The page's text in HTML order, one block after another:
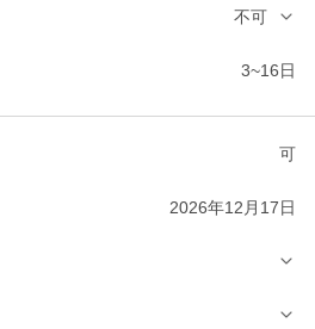
不可
3~16日
可
2026年12月17日